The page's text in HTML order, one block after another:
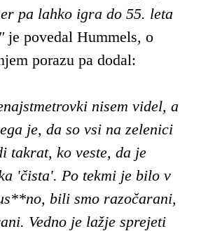
pa lahko igra do 55. leta
je povedal Hummels, o
porazu pa dodal:
nisem videl, a
je, da so vsi na zelenici
takrat, ko veste, da je
'čista'. Po tekmi je bilo v
bili smo razočarani,
Vedno je lažje sprejeti